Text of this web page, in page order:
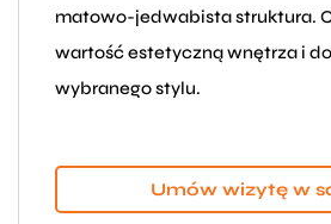
matowo-jedwabista struktura.
wartość estetyczną wnętrza i
wybranego stylu.
Umów wizytę w